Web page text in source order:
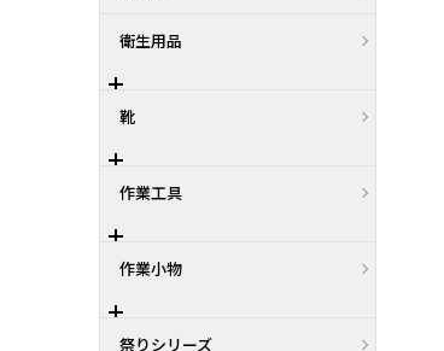
衛生用品
靴
作業工具
作業小物
祭りシリーズ